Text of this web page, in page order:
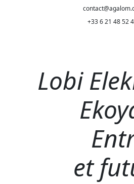
+33 6 21 48 52
Lobi
Entre
et